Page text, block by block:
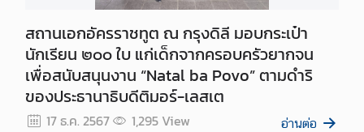
ร
ะ
ท
ร
ว
สถานเอกอัครราชทูต ณ กรุงดิลี มอบกระเป๋า
นักเรียน ๒๐๐ ใบ แก่เด็กจากครอบครัวยากจน
เพื่อสนับสนุนงาน “Natal ba Povo” ตามดำริ
ของประธานาธิบดีติมอร์-เลสเต
17 ธ.ค. 2567 1,295View อ่านต่อ